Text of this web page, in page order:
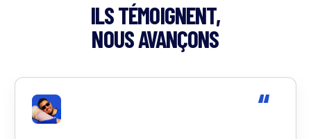
ILS TÉMOIGNENT,
NOUS AVANÇONS